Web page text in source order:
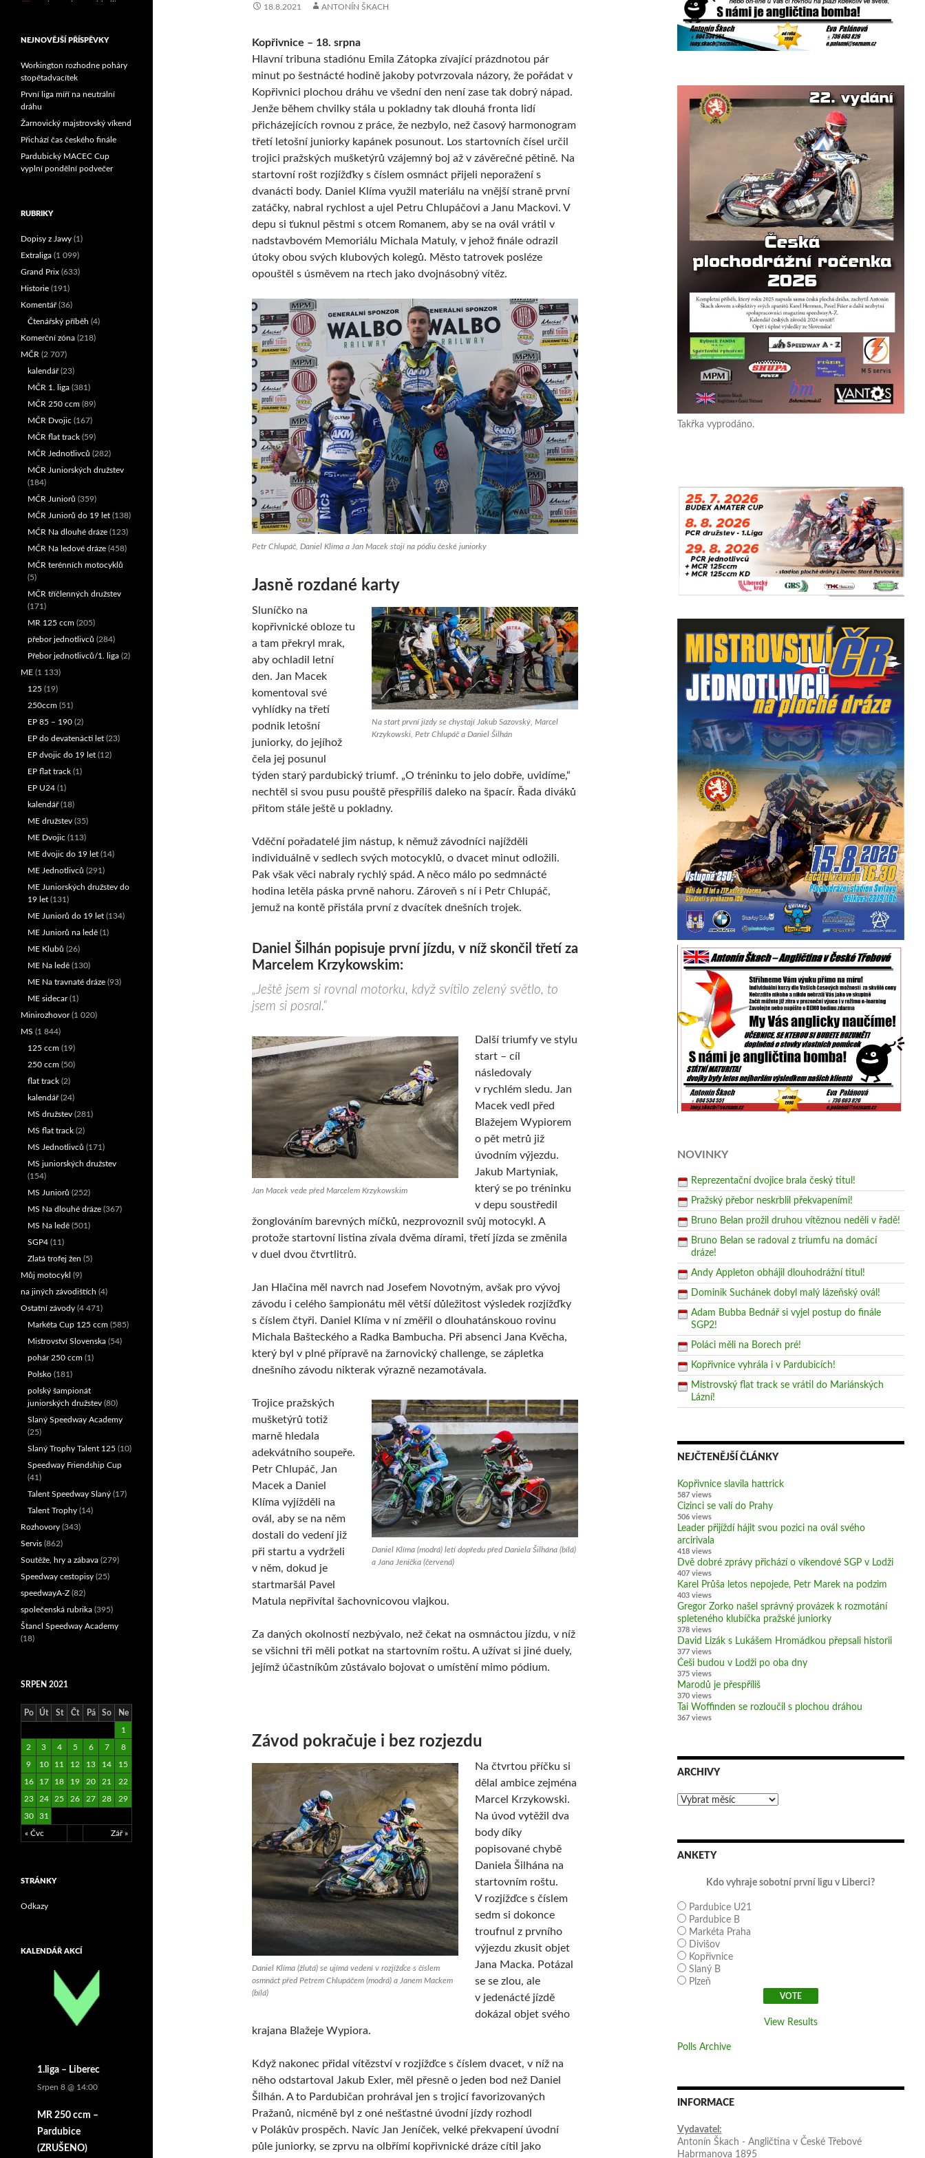
18.8.2021 ANTONÍN ŠKACH
Kopřivnice – 18. srpna
Hlavní tribuna stadiónu Emila Zátopka zívající prázdnotou pár
minut po šestnácté hodině jakoby potvrzovala názory, že pořádat v
Kopřivnici plochou dráhu ve všední den není zase tak dobrý nápad.
Jenže během chvilky stála u pokladny tak dlouhá fronta lidí
přicházejících rovnou z práce, že nezbylo, než časový harmonogram
třetí letošní juniorky kapánek posunout. Los startovních čísel určil
trojici pražských mušketýrů vzájemný boj až v závěrečné pětině. Na
startovní rošt rozjížďky s číslem osmnáct přijeli neporažení s
dvanácti body. Daniel Klíma využil materiálu na vnější straně první
zatáčky, nabral rychlost a ujel Petru Chlupáčovi a Janu Mackovi. V
depu si ťuknul pěstmi s otcem Romanem, aby se na ovál vrátil v
nadstavbovém Memoriálu Michala Matuly, v jehož finále odrazil
útoky obou svých klubových kolegů. Město tatrovek posléze
opouštěl s úsměvem na rtech jako dvojnásobný vítěz.
Petr Chlupáč, Daniel Klíma a Jan Macek stojí na pódiu české juniorky
Jasně rozdané karty
Na start první jízdy se chystají Jakub Sazovský, Marcel
Krzykowski, Petr Chlupáč a Daniel Šilhán
Sluníčko na
kopřivnické obloze tu
a tam překryl mrak,
aby ochladil letní
den. Jan Macek
komentoval své
vyhlídky na třetí
podnik letošní
juniorky, do jejíhož
čela jej posunul
týden starý pardubický triumf. „O tréninku to jelo dobře, uvidíme,“
nechtěl si svou pusu pouště přespříliš daleko na špacír. Řada diváků
přitom stále ještě u pokladny.
Vděční pořadatelé jim nástup, k němuž závodníci najížděli
individuálně v sedlech svých motocyklů, o dvacet minut odložili.
Pak však věci nabraly rychlý spád. A něco málo po sedmnácté
hodina letěla páska prvně nahoru. Zároveň s ní i Petr Chlupáč,
jemuž na kontě přistála první z dvacítek dnešních trojek.
Daniel Šilhán popisuje první jízdu, v níž skončil třetí za
Marcelem Krzykowskim:
„Ještě jsem si rovnal motorku, když svítilo zelený světlo, to
jsem si posral.“
Jan Macek vede před Marcelem Krzykowskim
Další triumfy ve stylu
start – cíl
následovaly
v rychlém sledu. Jan
Macek vedl před
Blažejem Wypiorem
o pět metrů již
úvodním výjezdu.
Jakub Martyniak,
který se po tréninku
v depu soustředil
žonglováním barevných míčků, nezprovoznil svůj motocykl. A
protože startovní listina zívala dvěma dírami, třetí jízda se změnila
v duel dvou čtvrtlitrů.
Jan Hlačina měl navrch nad Josefem Novotným, avšak pro vývoj
závodu i celého šampionátu měl větší důležitost výsledek rozjížďky
s číslem čtyři. Daniel Klíma v ní změřil o dlouhatánskouo rovinu
Michala Bašteckého a Radka Bambucha. Při absenci Jana Kvěcha,
který byl v plné přípravě na žarnovický challenge, se zápletka
dnešního závodu nikterak výrazně nezamotávala.
Daniel Klíma (modrá) letí dopředu před Daniela Šilhána (bílá)
a Jana Jeníčka (červená)
Trojice pražských
mušketýrů totiž
marně hledala
adekvátního soupeře.
Petr Chlupáč, Jan
Macek a Daniel
Klíma vyjížděli na
ovál, aby se na něm
dostali do vedení již
při startu a vydrželi
v něm, dokud je
startmaršál Pavel
Matula nepřivítal šachovnicovou vlajkou.
Za daných okolností nezbývalo, než čekat na osmnáctou jízdu, v níž
se všichni tři měli potkat na startovním roštu. A užívat si jiné duely,
jejímž účastníkům zůstávalo bojovat o umístění mimo pódium.
Závod pokračuje i bez rozjezdu
Daniel Klíma (žlutá) se ujímá vedení v rozjížďce s číslem
osmnáct před Petrem Chlupáčem (modrá) a Janem Mackem
(bílá)
Na čtvrtou příčku si
dělal ambice zejména
Marcel Krzykowski.
Na úvod vytěžil dva
body díky
popisované chybě
Daniela Šilhána na
startovním roštu.
V rozjížďce s číslem
sedm si dokonce
troufnul z prvního
výjezdu zkusit objet
Jana Macka. Potázal
se se zlou, ale
v jedenácté jízdě
dokázal objet svého
krajana Blažeje Wypiora.
Když nakonec přidal vítězství v rozjížďce s číslem dvacet, v níž na
něho odstartoval Jakub Exler, měl přesně o jeden bod než Daniel
Šilhán. A to Pardubičan prohrával jen s trojicí favorizovaných
Pražanů, nicméně byl z oné nešťastné úvodní jízdy rozhodl
v Polákův prospěch. Navíc Jan Jeníček, velké překvapení úvodní
půle juniorky, se zprvu na olbřímí kopřivnické dráze cítil jako
Takřka vyprodáno.
NOVINKY
Reprezentační dvojice brala český titul!
Pražský přebor neskrblil překvapeními!
Bruno Belan prožil druhou vítěznou neděli v řadě!
Bruno Belan se radoval z triumfu na domácí
dráze!
Andy Appleton obhájil dlouhodrážní titul!
Dominik Suchánek dobyl malý lázeňský ovál!
Adam Bubba Bednář si vyjel postup do finále
SGP2!
Poláci měli na Borech pré!
Kopřivnice vyhrála i v Pardubicích!
Mistrovský flat track se vrátil do Mariánských
Lázní!
NEJČTENĚJŠÍ ČLÁNKY
Kopřivnice slavila hattrick
587 views
Cizinci se valí do Prahy
506 views
Leader přijíždí hájit svou pozici na ovál svého
arcirivala
418 views
Dvě dobré zprávy přichází o víkendové SGP v Lodži
407 views
Karel Průša letos nepojede, Petr Marek na podzim
403 views
Gregor Zorko našel správný provázek k rozmotání
spleteného klubíčka pražské juniorky
378 views
David Lizák s Lukášem Hromádkou přepsali historii
377 views
Češi budou v Lodži po oba dny
375 views
Marodů je přespříliš
370 views
Tai Woffinden se rozloučil s plochou dráhou
367 views
ARCHIVY
Archivy
ANKETY
Kdo vyhraje sobotní první ligu v Liberci?
Pardubice U21
Pardubice B
Markéta Praha
Divišov
Kopřivnice
Slaný B
Plzeň
View Results
Polls Archive
INFORMACE
Vydavatel:
Antonín Škach - Angličtina v České Třebové
Habrmanova 1895
NEJNOVĚJŠÍ PŘÍSPĚVKY
Workington rozhodne poháry
stopětadvacítek
První liga míří na neutrální
dráhu
Žarnovický majstrovský víkend
Přichází čas českého finále
Pardubický MACEC Cup
vyplní pondělní podvečer
RUBRIKY
Dopisy z Jawy (1)
Extraliga (1 099)
Grand Prix (633)
Historie (191)
Komentář(36)
Čtenářský příběh (4)
Komerční zóna (218)
MČR (2 707)
kalendář(23)
MČR 1. liga (381)
MČR 250 ccm (89)
MČR Dvojic (167)
MČR flat track (59)
MČR Jednotlivců (282)
MČR Juniorských družstev
(184)
MČR Juniorů (359)
MČR Juniorů do 19 let (138)
MČR Na dlouhé dráze (123)
MČR Na ledové dráze (458)
MČR terénních motocyklů
(5)
MČR tříčlenných družstev
(171)
MR 125 ccm (205)
přebor jednotlivců (284)
Přebor jednotlivců/1. liga (2)
ME (1 133)
125 (19)
250ccm (51)
EP 85 – 190 (2)
EP do devatenácti let (23)
EP dvojic do 19 let (12)
EP flat track (1)
EP U24 (1)
kalendář(18)
ME družstev (35)
ME Dvojic (113)
ME dvojic do 19 let (14)
ME Jednotlivců (291)
ME Juniorských družstev do
19 let (131)
ME Juniorů do 19 let (134)
ME Juniorů na ledě (1)
ME Klubů (26)
ME Na ledě (130)
ME Na travnaté dráze (93)
ME sidecar(1)
Minirozhovor(1 020)
MS (1 844)
125 ccm (19)
250 ccm (50)
flat track (2)
kalendář(24)
MS družstev (281)
MS flat track (2)
MS Jednotlivců (171)
MS juniorských družstev
(154)
MS Juniorů (252)
MS Na dlouhé dráze (367)
MS Na ledě (501)
SGP4 (11)
Zlatá trofej žen (5)
Můj motocykl (9)
na jiných závodištích (4)
Ostatní závody (4 471)
Markéta Cup 125 ccm (585)
Mistrovství Slovenska (54)
pohár 250 ccm (1)
Polsko (181)
polský šampionát
juniorských družstev (80)
Slaný Speedway Academy
(25)
Slaný Trophy Talent 125 (10)
Speedway Friendship Cup
(41)
Talent Speedway Slaný (17)
Talent Trophy (14)
Rozhovory (343)
Servis (862)
Soutěže, hry a zábava (279)
Speedway cestopisy (25)
speedwayA-Z (82)
společenská rubrika (395)
Štancl Speedway Academy
(18)
SRPEN 2021
Po Út St Čt Pá So Ne
« Čvc Zář »
1
2 3 4 5 6 7 8
9 10 11 12 13 14 15
16 17 18 19 20 21 22
23 24 25 26 27 28 29
30 31
STRÁNKY
Odkazy
KALENDÁŘ AKCÍ
1.liga – Liberec
Srpen 8 @ 14:00
MR 250 ccm –
Pardubice
(ZRUŠENO)